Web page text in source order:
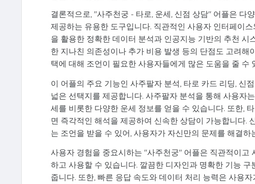
결론적으로, "사주천궁 - 타로, 운세, 신점 상담" 어플은 다
제공하는 유용한 도구입니다. 직관적인 사용자 인터페이
을 활용한 정확한 데이터 분석과 인공지능 기반의 추천
한 지나친 의존성이나 추가 비용 발생 등의 단점도 고려
택에 대해 조언이 필요한 사용자들에게 많은 도움을 줄 수
이 어플의 주요 기능인 사주팔자 분석, 타로 카드 리딩, 신
넓은 선택지를 제공합니다. 사주팔자 분석을 통해 사용자
세를 비롯한 다양한 운세 정보를 얻을 수 있습니다. 또한,
면 즉각적인 해석을 제공하여 신속한 상담이 가능합니다.
는 조언을 받을 수 있어, 사용자가 자신만의 문제를 해결하
사용자 경험을 중요시하는 "사주천궁" 어플은 직관적이
하고 사용할 수 있습니다. 깔끔한 디자인과 명확한 기능
줍니다. 또한, 빠른 응답 속도와 데이터 처리 능력은 사용